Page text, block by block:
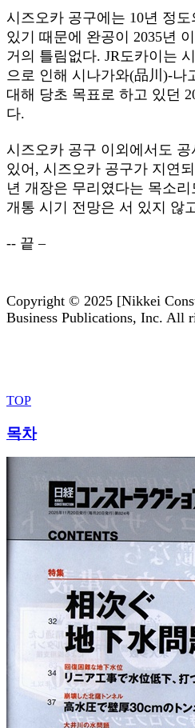
시즈오카 공구에는 10년 정
있기 때문에 완공이 2035년
거의 틀림없다. JR도카이는
으로 인해 시나가와(品川)-나
대해 당초 목표로 하고 있던
다.
시즈오카 공구 이외에서도
있어, 시즈오카 공구가 지연
년 개장은 무리였다는 목소
개통 시기 전망은 서 있지 않
-- 끝 –
Copyright © 2025 [Nikkei
Business Publications, Inc. All
TOP
목차